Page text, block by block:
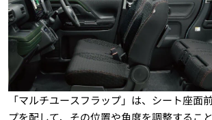
「マルチユースフラップ」は、シート座面
プを配して、その位置や角度を調整するこ